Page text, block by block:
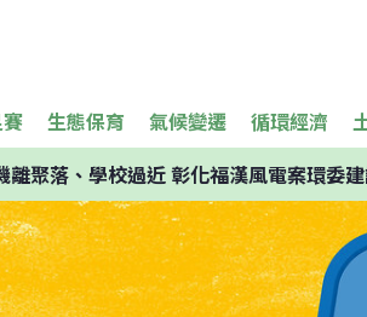
生態保育 氣候變遷 循環經濟
離聚落、學校過近 彰化福漢風電案環委